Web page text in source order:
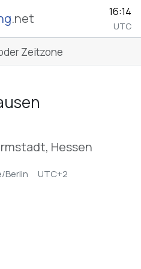
.net 16:14
UTC
Hessen
Berlin UTC+2